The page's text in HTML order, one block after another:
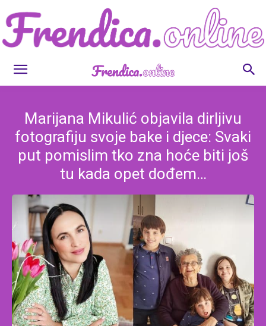
Frendica.online
Marijana Mikulić objavila dirljivu
fotografiju svoje bake i djece: Svaki
put pomislim tko zna hoće biti još
tu kada opet dođem…